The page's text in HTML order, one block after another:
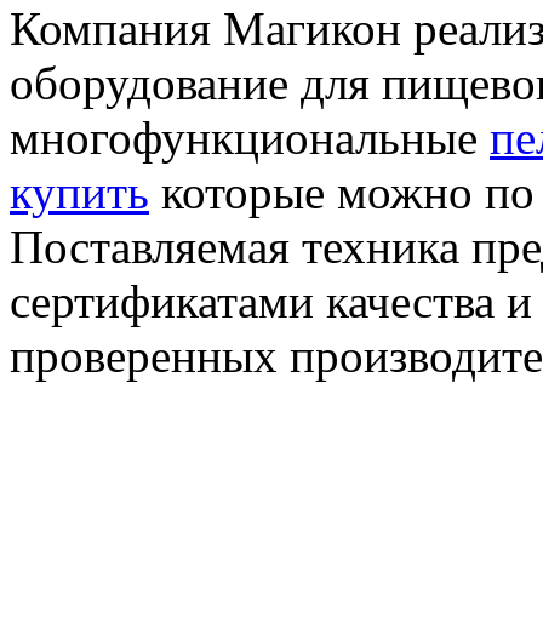
Компания Магикон
оборудование для
многофункциональные
купить которые можно по
Поставляемая техника
сертификатами качества
проверенных